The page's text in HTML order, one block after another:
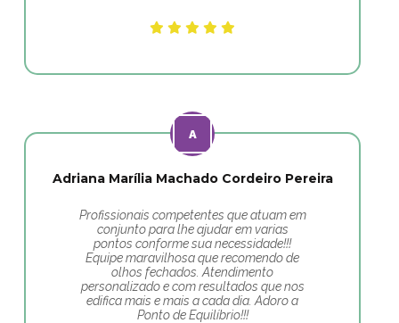
Adriana Marília Machado Cordeiro Pereira
Profissionais competentes que atuam em
conjunto para lhe ajudar em varias
pontos conforme sua necessidade!!!
Equipe maravilhosa que recomendo de
olhos fechados. Atendimento
personalizado e com resultados que nos
edifica mais e mais a cada dia. Adoro a
Ponto de Equilíbrio!!!